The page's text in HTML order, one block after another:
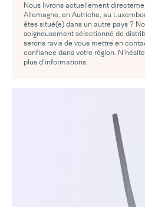
Nous livrons actuellement
Allemagne, en Autriche, au
êtes situé(e) dans un autre pays ?
soigneusement sélectionné de
serons ravis de vous mettre en
confiance dans votre région.
plus d’informations.